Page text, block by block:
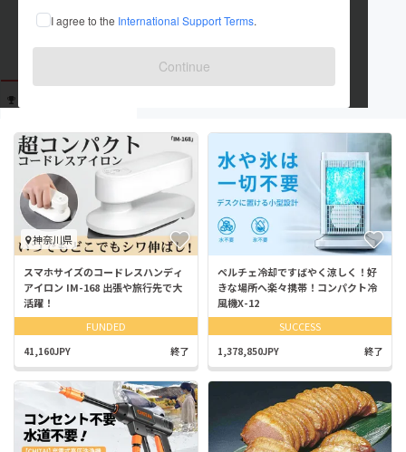
I agree to the International Support Terms.
Continue
出身国：未設定
神奈川県
スマホサイズのコードレスハンディ
アイロン IM-168 出張や旅行先で大
活躍！
FUNDED
41,160JPY 終了
ペルチェ冷却ですばやく涼しく！好
きな場所へ楽々携帯！コンパクト冷
風機X-12
SUCCESS
1,378,850JPY 終了